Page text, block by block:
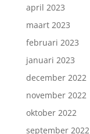
april 2023
maart 2023
februari 2023
januari 2023
december 2022
november 2022
oktober 2022
september 2022